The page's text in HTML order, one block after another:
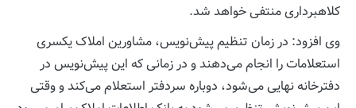
کلاهبرداری منتفی خواهد شد.
وی افزود: در زمان تنظیم پیش‌نویس، مشاورین املاک یکسری
استعلامات را انجام می‌دهند و در زمانی که این پیش‌نویس در
دفترخانه نهایی می‌شود، دوباره سردفتر استعلام می‌کند و وقتی